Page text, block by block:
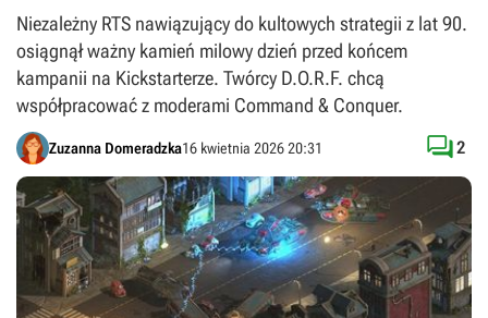
Niezależny RTS nawiązujący do kultowych strategii z lat 90.
osiągnął ważny kamień milowy dzień przed końcem
kampanii na Kickstarterze. Twórcy D.O.R.F. chcą
współpracować z moderami Command & Conquer.
Zuzanna Domeradzka16 kwietnia 2026 20:31 2